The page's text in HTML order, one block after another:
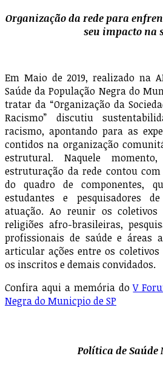
Organização da rede para
seu impacto na
Em Maio de 2019, realizado na
Saúde da População Negra do
tratar da “Organização da
Racismo” discutiu
racismo, apontando para as
contidos na organização
estrutural. Naquele
estruturação da rede contou
do quadro de componentes,
estudantes e pesquisadores
atuação. Ao reunir os coletivos
religiões afro-brasileiras,
profissionais de saúde e áreas
articular ações entre os coletivos
os inscritos e demais convidados.
Confira aqui a memória doV
Negra do Municpio de SP
Política de Saúde